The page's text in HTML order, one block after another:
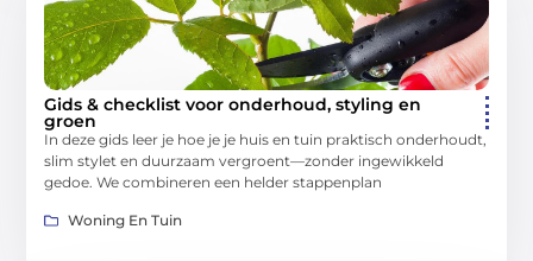
Gids & checklist voor onderhoud, styling en
groen
In deze gids leer je hoe je je huis en tuin praktisch onderhoudt,
slim stylet en duurzaam vergroent—zonder ingewikkeld
gedoe. We combineren een helder stappenplan
Woning En Tuin